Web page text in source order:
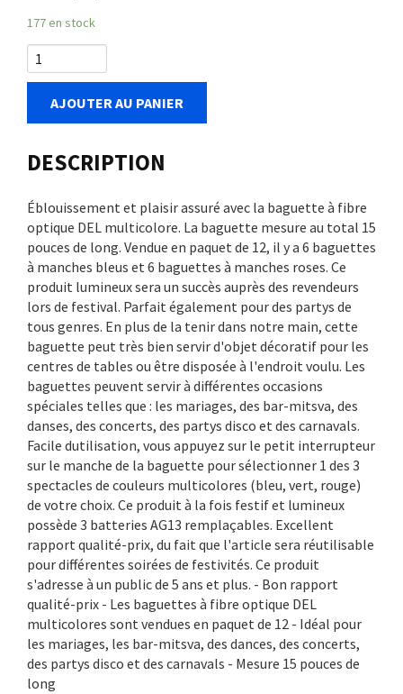
177 en stock
AJOUTER AU PANIER
DESCRIPTION
Éblouissement et plaisir assuré avec la baguette à fibre
optique DEL multicolore. La baguette mesure au total 15
pouces de long. Vendue en paquet de 12, il y a 6 baguettes
à manches bleus et 6 baguettes à manches roses. Ce
produit lumineux sera un succès auprès des revendeurs
lors de festival. Parfait également pour des partys de
tous genres. En plus de la tenir dans notre main, cette
baguette peut très bien servir d'objet décoratif pour les
centres de tables ou être disposée à l'endroit voulu. Les
baguettes peuvent servir à différentes occasions
spéciales telles que : les mariages, des bar-mitsva, des
danses, des concerts, des partys disco et des carnavals.
Facile dutilisation, vous appuyez sur le petit interrupteur
sur le manche de la baguette pour sélectionner 1 des 3
spectacles de couleurs multicolores (bleu, vert, rouge)
de votre choix. Ce produit à la fois festif et lumineux
possède 3 batteries AG13 remplaçables. Excellent
rapport qualité-prix, du fait que l'article sera réutilisable
pour différentes soirées de festivités. Ce produit
s'adresse à un public de 5 ans et plus. - Bon rapport
qualité-prix - Les baguettes à fibre optique DEL
multicolores sont vendues en paquet de 12 - Idéal pour
les mariages, les bar-mitsva, des dances, des concerts,
des partys disco et des carnavals - Mesure 15 pouces de
long